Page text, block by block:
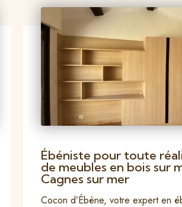
Ébéniste pour toute
de meubles en bois sur
Cagnes sur mer
Cocon d’Ébène, votre expert en